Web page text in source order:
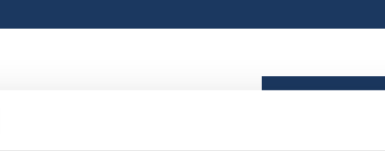
zodat we zelf ook regelmatig op